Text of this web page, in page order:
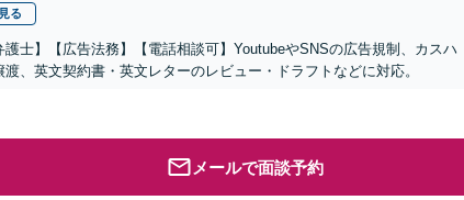
る
士】【広告法務】【電話相談可】YoutubeやSNSの広告規制、カスハ
、英文契約書・英文レターのレビュー・ドラフトなどに対応。
メールで面談予約